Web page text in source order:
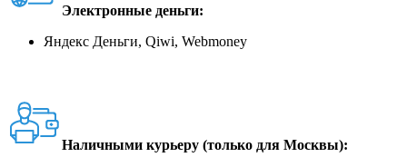
Электронные деньги:
Яндекс Деньги, Qiwi, Webmoney
Наличными курьеру (только для Москвы):